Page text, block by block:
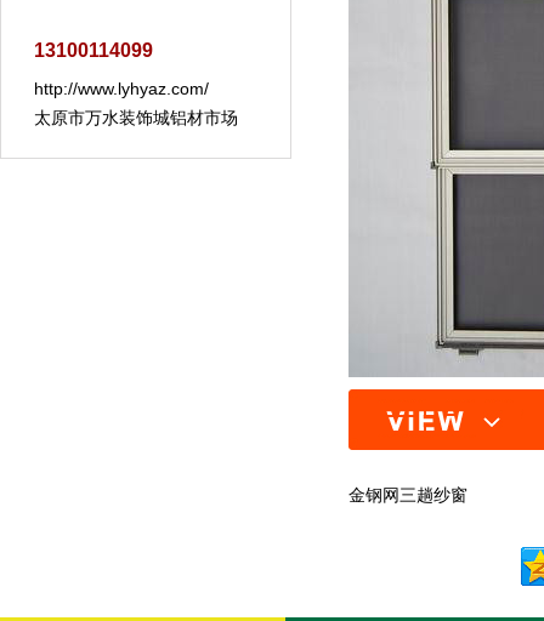
13100114099
http://www.lyhyaz.com/
太原市万水装饰城铝材市场
金钢网三趟纱窗